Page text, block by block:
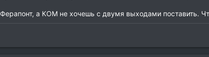
Ферапонт, а КОМ не хочешь с двумя выходами поставить.